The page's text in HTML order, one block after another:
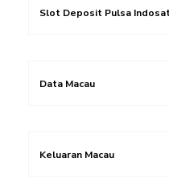
Slot Deposit Pulsa
Data Macau
Keluaran Macau